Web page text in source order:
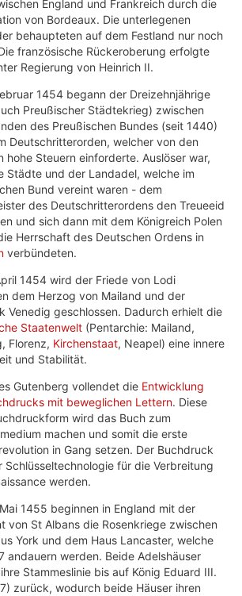
England und Frankreich durch die
von Bordeaux. Die unterlegenen
behaupteten auf dem Festland nur noch
französische Rückeroberung erfolgte
Regierung von Heinrich II.
1454 begann der Dreizehnjährige
Preußischer Städtekrieg) zwischen
des Preußischen Bundes (seit 1440)
Deutschritterorden, welcher von den
hohe Steuern einforderte. Auslöser war,
Städte und der Landadel, welche im
Bund vereint waren - dem
des Deutschritterordens den Treueeid
und sich dann mit dem Königreich Polen
Herrschaft des Deutschen Ordens in
verbündeten.
1454 wird der Friede von Lodi
dem Herzog von Mailand und der
Venedig geschlossen. Dadurch erhielt die
Staatenwelt (Pentarchie: Mailand,
Florenz, Kirchenstaat, Neapel) eine innere
und Stabilität.
Gutenberg vollendet die Entwicklung
mit beweglichen Lettern. Diese
wird das Buch zum
machen und somit die erste
in Gang setzen. Der Buchdruck
Schlüsseltechnologie für die Verbreitung
werden.
1455 beginnen in England mit der
von St Albans die Rosenkriege zwischen
York und dem Haus Lancaster, welche
andauern werden. Beide Adelshäuser
Stammeslinie bis auf König Eduard III.
zurück, wodurch beide Häuser ihren